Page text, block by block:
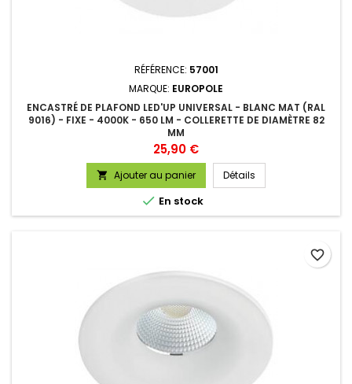
RÉFÉRENCE: 57001
MARQUE: EUROPOLE
ENCASTRÉ DE PLAFOND LED'UP UNIVERSAL - BLANC MAT (RAL
9016) - FIXE - 4000K - 650 LM - COLLERETTE DE DIAMÈTRE 82
MM
Prix
25,90 €
 Ajouter au panier Détails
 En stock
favorite_border